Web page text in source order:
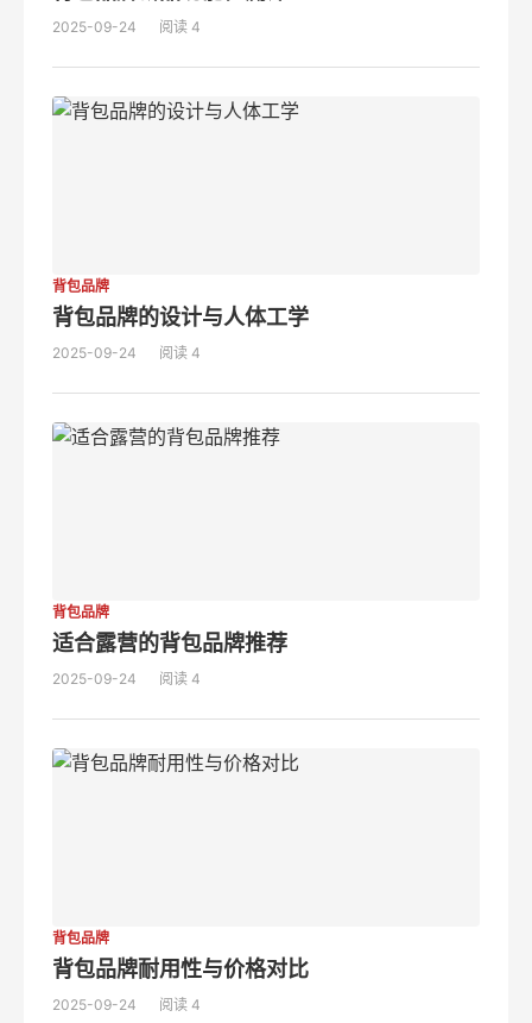
2025-09-24 阅读 4
背包品牌
背包品牌的设计与人体工学
2025-09-24 阅读 4
背包品牌
适合露营的背包品牌推荐
2025-09-24 阅读 4
背包品牌
背包品牌耐用性与价格对比
2025-09-24 阅读 4